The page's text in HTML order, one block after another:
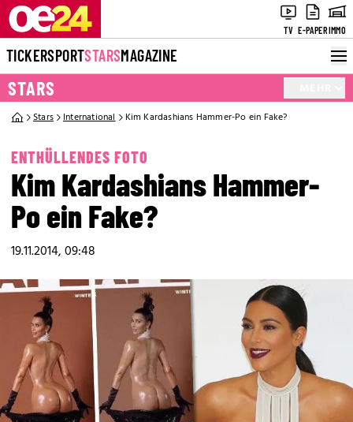
TV E-PAPERIMMO
TICKERSPORTSTARSMAGAZINE
STARS
Stars International Kim Kardashians Hammer-Po ein Fake?
ENTHÜLLENDES FOTO
Kim Kardashians Hammer-
Po ein Fake?
19.11.2014, 09:48